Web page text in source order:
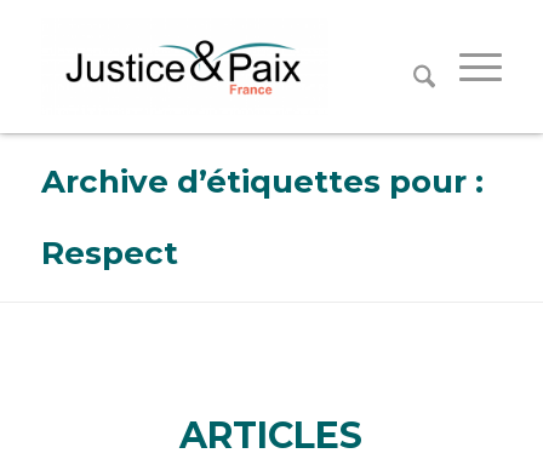
Archive d’étiquettes pour :
Respect
ARTICLES